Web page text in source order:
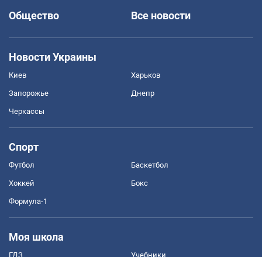
Общество
Все новости
Новости Украины
Киев Харьков
Запорожье Днепр
Черкассы
Спорт
Футбол Баскетбол
Хоккей Бокс
Формула-1
Моя школа
ГДЗ Учебники